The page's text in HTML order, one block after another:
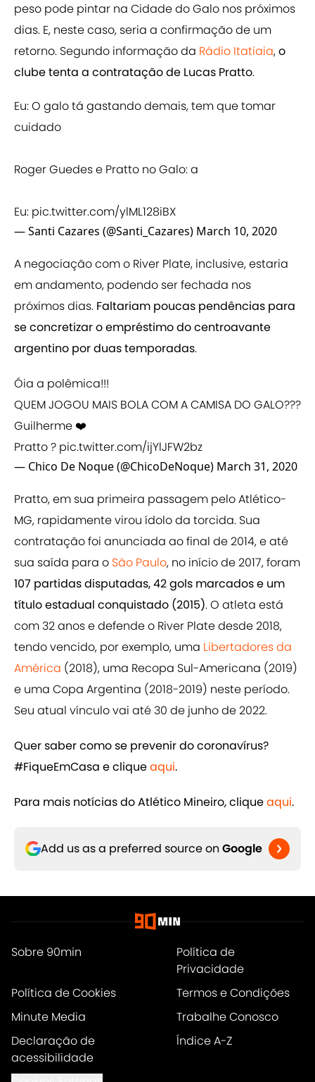
peso pode pintar na Cidade do Galo nos próximos
dias. E, neste caso, seria a confirmação de um
retorno. Segundo informação da Rádio Itatiaia,o
clube tenta a contratação de Lucas Pratto.
Eu: O galo tá gastando demais, tem que tomar
cuidado
Roger Guedes e Pratto no Galo: a
Eu: pic.twitter.com/ylML128iBX
— Santi Cazares (@Santi_Cazares) March 10, 2020
A negociação com o River Plate, inclusive, estaria
em andamento, podendo ser fechada nos
próximos dias. Faltariam poucas pendências para
se concretizar o empréstimo do centroavante
argentino por duas temporadas.
Óia a polêmica!!!
QUEM JOGOU MAIS BOLA COM A CAMISA DO GALO???
Guilherme ❤️
Pratto ? pic.twitter.com/ijYlJFW2bz
— Chico De Noque (@ChicoDeNoque) March 31, 2020
Pratto, em sua primeira passagem pelo Atlético-
MG, rapidamente virou ídolo da torcida. Sua
contratação foi anunciada ao final de 2014, e até
sua saída para o São Paulo, no início de 2017, foram
107 partidas disputadas, 42 gols marcados e um
título estadual conquistado (2015). O atleta está
com 32 anos e defende o River Plate desde 2018,
tendo vencido, por exemplo, uma Libertadores da
América (2018), uma Recopa Sul-Americana (2019)
e uma Copa Argentina (2018-2019) neste período.
Seu atual vínculo vai até 30 de junho de 2022.
Quer saber como se prevenir do coronavírus?
#FiqueEmCasa e cliqueaqui.
Para mais notícias do Atlético Mineiro, cliqueaqui.
Add us as a preferred source on Google
Sobre 90min
Política de
Privacidade
Política de Cookies
Termos e Condições
Minute Media
Trabalhe Conosco
Declaração de
acessibilidade
Índice A-Z